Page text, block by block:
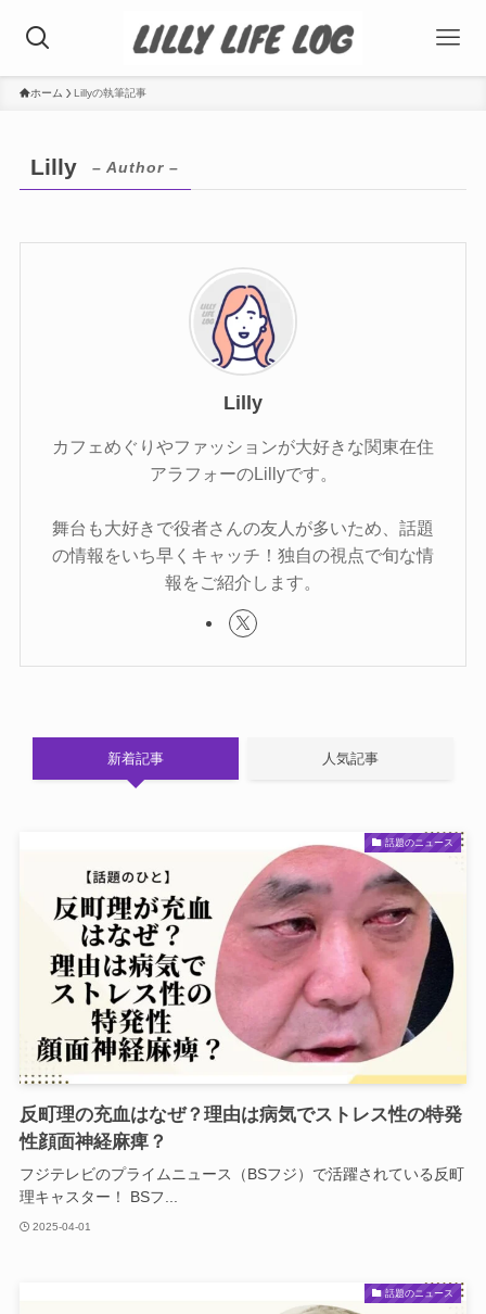
ホーム Lillyの執筆記事
Lilly – Author –
Lilly
カフェめぐりやファッションが大好きな関東在住
アラフォーのLillyです。
舞台も大好きで役者さんの友人が多いため、話題
の情報をいち早くキャッチ！独自の視点で旬な情
報をご紹介します。
新着記事 人気記事
話題のニュース
反町理の充血はなぜ？理由は病気でストレス性の特発
性顔面神経麻痺？
フジテレビのプライムニュース（BSフジ）で活躍されている反町
理キャスター！ BSフ...
2025-04-01
話題のニュース